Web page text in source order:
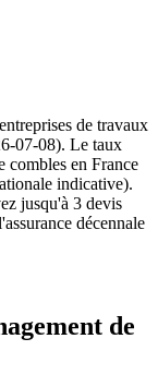
de travaux
07-08). Le taux
combles en France
indicative).
jusqu'à 3 devis
décennale
de